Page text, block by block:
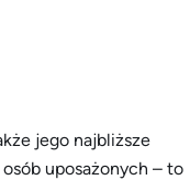
jego najbliższe
uposażonych – to